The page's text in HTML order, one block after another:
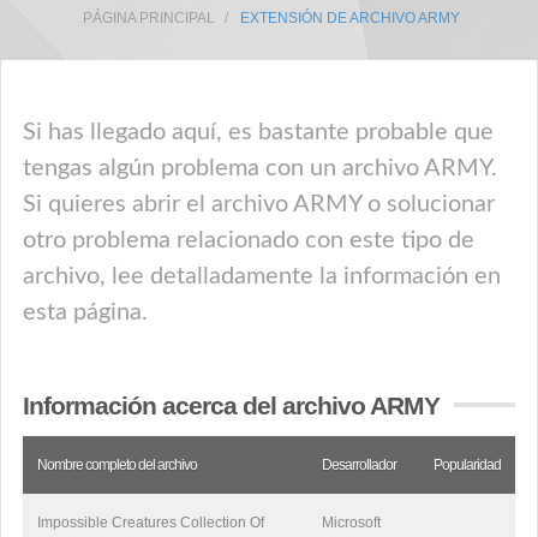
PÁGINA PRINCIPAL EXTENSIÓN DE ARCHIVO ARMY
Si has llegado aquí, es bastante probable que
tengas algún problema con un archivo ARMY.
Si quieres abrir el archivo ARMY o solucionar
otro problema relacionado con este tipo de
archivo, lee detalladamente la información en
esta página.
Información acerca del archivo ARMY
Nombre completo del archivo Desarrollador Popularidad
Impossible Creatures Collection Of
Microsoft